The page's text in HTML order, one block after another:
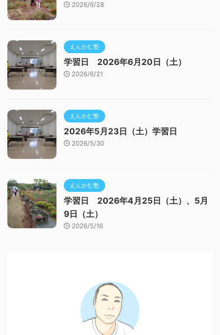
2026/6/28
えんかむ塾
学習日 2026年6月20日（土）
2026/6/21
えんかむ塾
2026年5月23日（土）学習日
2026/5/30
えんかむ塾
学習日 2026年4月25日（土）、5月
9日（土）
2026/5/16